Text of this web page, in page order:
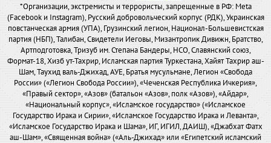
*Организации, экстремисты и террористы, запрещенные в РФ: Meta
(Facebook и Instagram), Русский добровольческий корпус (РДК), Украинская
повстанческая армия (УПА), Грузинский легион, Национал-Большевистская
партия (НБП), Талибан, Свидетели Иеговы, Мизантропик Дивижн, Братство,
Артподготовка, Тризуб им. Степана Бандеры, НСО, Славянский союз,
Формат-18, Хизб ут-Тахрир, Исламская партия Туркестана, Хайят Тахрир аш-
Шам, Таухид валь-Джихад, АУЕ, Братья мусульмане, Легион «Свобода
России» («Легион Свобода России»), «Чеченская Республика Ичкерия»,
«Правый сектор», «Азов» (батальон «Азов», полк «Азов»), «Айдар»,
«Национальный корпус», «Исламское государство» («Исламское
Государство Ирака и Сирии», «Исламское Государство Ирака и Леванта»,
«Исламское Государство Ирака и Шама», ИГ, ИГИЛ, ДАИШ), «Джабхат Фатх
аш-Шам», «Священная война» («Аль-Джихад» или «Египетский исламский